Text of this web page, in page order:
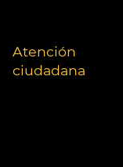
Atención
ciudadana